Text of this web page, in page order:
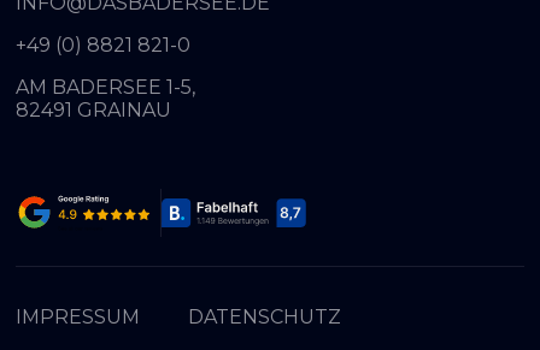
+49 (0) 8821 821-0
AM BADERSEE 1-5,
82491 GRAINAU
IMPRESSUM DATENSCHUTZ